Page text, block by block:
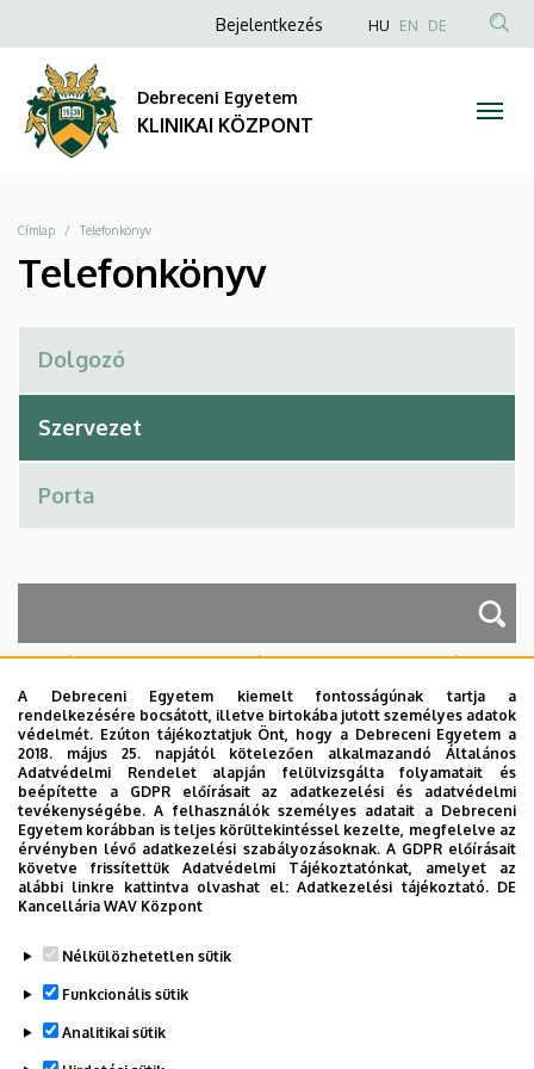
A Debreceni Egyetem kiemelt fontosságúnak tartja a
rendelkezésére bocsátott, illetve birtokába jutott személyes adatok
védelmét. Ezúton tájékoztatjuk Önt, hogy a Debreceni Egyetem a
2018. május 25. napjától kötelezően alkalmazandó Általános
Adatvédelmi Rendelet alapján felülvizsgálta folyamatait és
beépítette a GDPR előírásait az adatkezelési és adatvédelmi
tevékenységébe. A felhasználók személyes adatait a Debreceni
Egyetem korábban is teljes körültekintéssel kezelte, megfelelve az
érvényben lévő adatkezelési szabályozásoknak. A GDPR előírásait
követve frissítettük Adatvédelmi Tájékoztatónkat, amelyet az
alábbi linkre kattintva olvashat el:Adatkezelési tájékoztató. DE
Kancellária WAV Központ
Nélkülözhetetlen sütik
Funkcionális sütik
Analitikai sütik
Telefonkönyv
KLINIKAI
KÖZPONT
a
tartalomra
Anonim
fiók
menüje
Bejelentkezés HU EN DE
Debreceni Egyetem
KLINIKAI KÖZPONT
Morzsa
Címlap Telefonkönyv
Telefonkönyv
A keresés a következőkre működik: Név, Munkahely (szervezeti egység),
Szervezetek
Nincs találat.
Dolgozói adatmódosítás igénylése a DE
telefonkönyvében|Külső személyek rögzítése a
DE telefonkönyvében| Súgó|Hibabejelentés